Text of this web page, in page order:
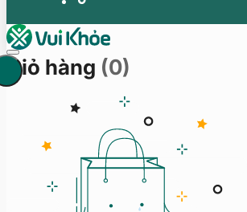
Giỏ hàng (0)